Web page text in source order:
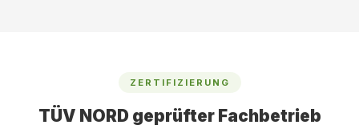
ZERTIFIZIERUNG
TÜV NORD geprüfter Fachbetrieb